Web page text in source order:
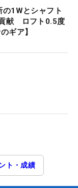
1Wとシャフト
献 ロフト0.5度
ギア】
ト・成績